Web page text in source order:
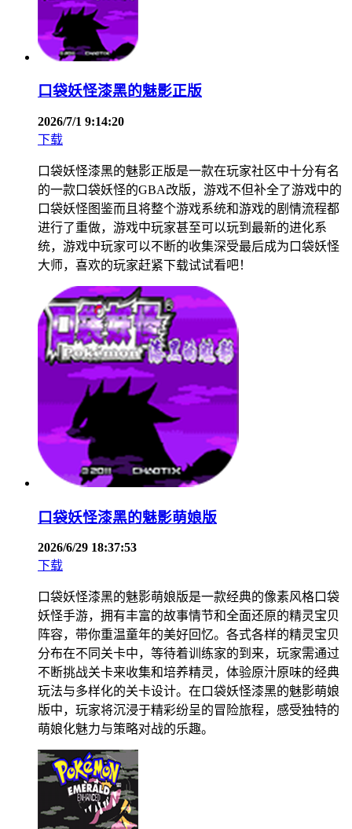
口袋妖怪漆黑的魅影正版
2026/7/1 9:14:20
下载
口袋妖怪漆黑的魅影正版是一款在玩家社区中十分有名
的一款口袋妖怪的GBA改版，游戏不但补全了游戏中的
口袋妖怪图鉴而且将整个游戏系统和游戏的剧情流程都
进行了重做，游戏中玩家甚至可以玩到最新的进化系
统，游戏中玩家可以不断的收集深受最后成为口袋妖怪
大师，喜欢的玩家赶紧下载试试看吧！
口袋妖怪漆黑的魅影萌娘版
2026/6/29 18:37:53
下载
口袋妖怪漆黑的魅影萌娘版是一款经典的像素风格口袋
妖怪手游，拥有丰富的故事情节和全面还原的精灵宝贝
阵容，带你重温童年的美好回忆。各式各样的精灵宝贝
分布在不同关卡中，等待着训练家的到来，玩家需通过
不断挑战关卡来收集和培养精灵，体验原汁原味的经典
玩法与多样化的关卡设计。在口袋妖怪漆黑的魅影萌娘
版中，玩家将沉浸于精彩纷呈的冒险旅程，感受独特的
萌娘化魅力与策略对战的乐趣。